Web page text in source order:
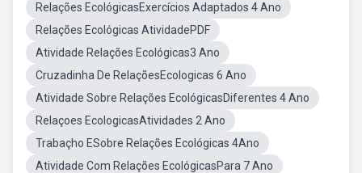
Relações EcológicasExercícios Adaptados 4 Ano
Relações Ecológicas AtividadePDF
Atividade Relações Ecológicas3 Ano
Cruzadinha De RelaçõesEcologicas 6 Ano
Atividade Sobre Relações EcológicasDiferentes 4 Ano
Relaçoes EcologicasAtividades 2 Ano
Trabaçho ESobre Relações Ecológicas 4Ano
Atividade Com Relações EcológicasPara 7 Ano